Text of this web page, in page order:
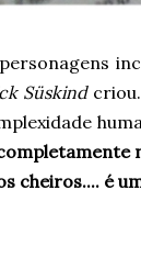
Süskindcriou.
cheiros.... é